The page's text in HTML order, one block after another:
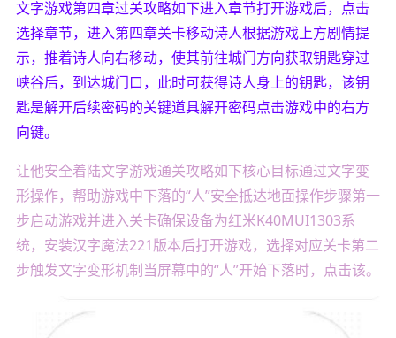
文字游戏第四章过关攻略如下进入章节打开游戏后，点击
选择章节，进入第四章关卡移动诗人根据游戏上方剧情提
示，推着诗人向右移动，使其前往城门方向获取钥匙穿过
峡谷后，到达城门口，此时可获得诗人身上的钥匙，该钥
匙是解开后续密码的关键道具解开密码点击游戏中的右方
向键。
让他安全着陆文字游戏通关攻略如下核心目标通过文字变
形操作，帮助游戏中下落的“人”安全抵达地面操作步骤第一
步启动游戏并进入关卡确保设备为红米K40MUI1303系
统，安装汉字魔法221版本后打开游戏，选择对应关卡第二
步触发文字变形机制当屏幕中的“人”开始下落时，点击该。